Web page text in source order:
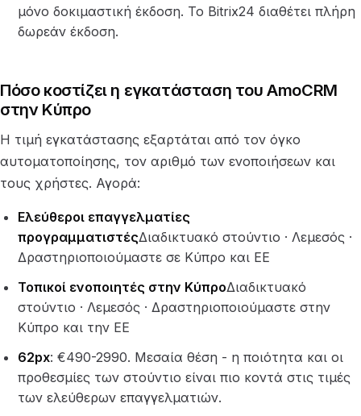
μόνο δοκιμαστική έκδοση. Το Bitrix24 διαθέτει πλήρη
δωρεάν έκδοση.
Πόσο κοστίζει η εγκατάσταση του AmoCRM
στην Κύπρο
Η τιμή εγκατάστασης εξαρτάται από τον όγκο
αυτοματοποίησης, τον αριθμό των ενοποιήσεων και
τους χρήστες. Αγορά:
Ελεύθεροι επαγγελματίες
προγραμματιστέςΔιαδικτυακό στούντιο · Λεμεσός ·
Δραστηριοποιούμαστε σε Κύπρο και ΕΕ
Τοπικοί ενοποιητές στην ΚύπροΔιαδικτυακό
στούντιο · Λεμεσός · Δραστηριοποιούμαστε στην
Κύπρο και την ΕΕ
62px: €490-2990. Μεσαία θέση - η ποιότητα και οι
προθεσμίες των στούντιο είναι πιο κοντά στις τιμές
των ελεύθερων επαγγελματιών.